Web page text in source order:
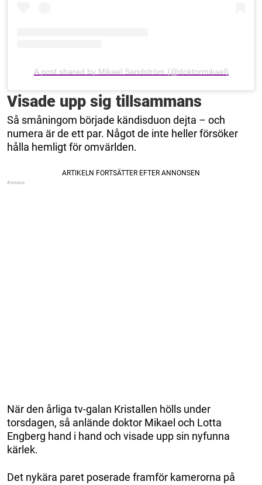
A post shared by Mikael Sandström (@doktormikael)
Visade upp sig tillsammans
Så småningom började kändisduon dejta – och
numera är de ett par. Något de inte heller försöker
hålla hemligt för omvärlden.
När den årliga tv-galan Kristallen hölls under
torsdagen, så anlände doktor Mikael och Lotta
Engberg hand i hand och visade upp sin nyfunna
kärlek.
Det nykära paret poserade framför kamerorna på